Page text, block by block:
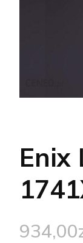
Enix
934,00